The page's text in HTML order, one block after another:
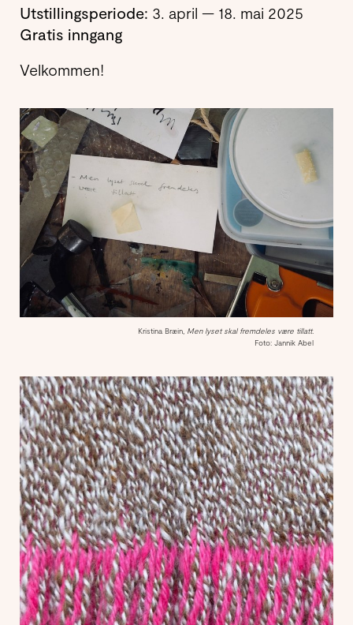
Utstillingsperiode: 3. april — 18. mai 2025
Gratis inngang
Velkommen!
Kristina Bræin, Men lyset skal fremdeles være tillatt.
Foto: Jannik Abel